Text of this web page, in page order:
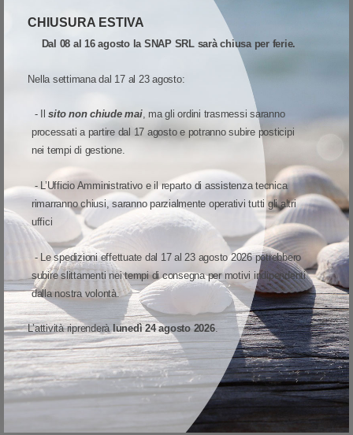
CHIUSURA ESTIVA
Dal 08 al 16 agosto la SNAP SRL sarà chiusa per ferie.
Nella settimana dal 17 al 23 agosto:
- Ilsito non chiude mai, ma gli ordini trasmessi saranno
processati a partire dal 17 agosto e potranno subire posticipi
nei tempi di gestione.
- L’Ufficio Amministrativo e il reparto di assistenza tecnica
rimarranno chiusi, saranno parzialmente operativi tutti gli altri
uffici
- Le spedizioni effettuate dal 17 al 23 agosto 2026 potrebbero
subire slittamenti nei tempi di consegna per motivi indipendenti
dalla nostra volontà.
L’attività riprenderàlunedì 24 agosto 2026.
Resistente a sbavature, abrasioni, alcol, detergenti delicati,
gel igienizzanti per le mani e altre sostanze tipicamente
presenti negli ospedali
Presenta un rivestimento antimicrobico brevettato che
protegge il braccialetto dal degrado
Soddisfa i requisiti di identificazione e sicurezza dei
pazienti in ambito sanitario e contribuisce a prevenire
errori di somministrazione di farmaci e trasfusioni di
sangue (HIPAA)
Considerati "MR-Safe". I braccialetti Z-Band sono realizzati
in polipropilene e vinile. Gli inchiostri/vernici utilizzati sono
vernici UV e inchiostri a base d'acqua. Non vi è alcun
contenuto metallico in o su questi particolari braccialetti di
identificazione del paziente.
Applicazioni consigliate:
Identificazione sicura, affidabile e sicura del paziente per
ospedali
Ammissioni a eventi
Parchi acquatici, parchi a tema e resort